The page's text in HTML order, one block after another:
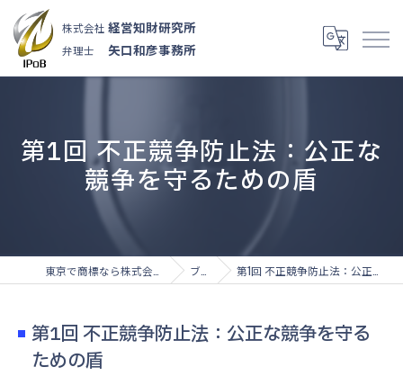
株式会社 経営知財研究所
弁理士 矢口和彦事務所
第1回 不正競争防止法：公正な
競争を守るための盾
ブログ 第1回 不正競争防止法：公正な競争を守るための盾
第1回 不正競争防止法：公正な競争を守る
ための盾